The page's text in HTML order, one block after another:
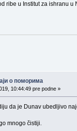
ribe u Institut za ishranu
о поморима
10:44:49 pre podne »
da je Dunav ubedljivo
mnogo čistiji.